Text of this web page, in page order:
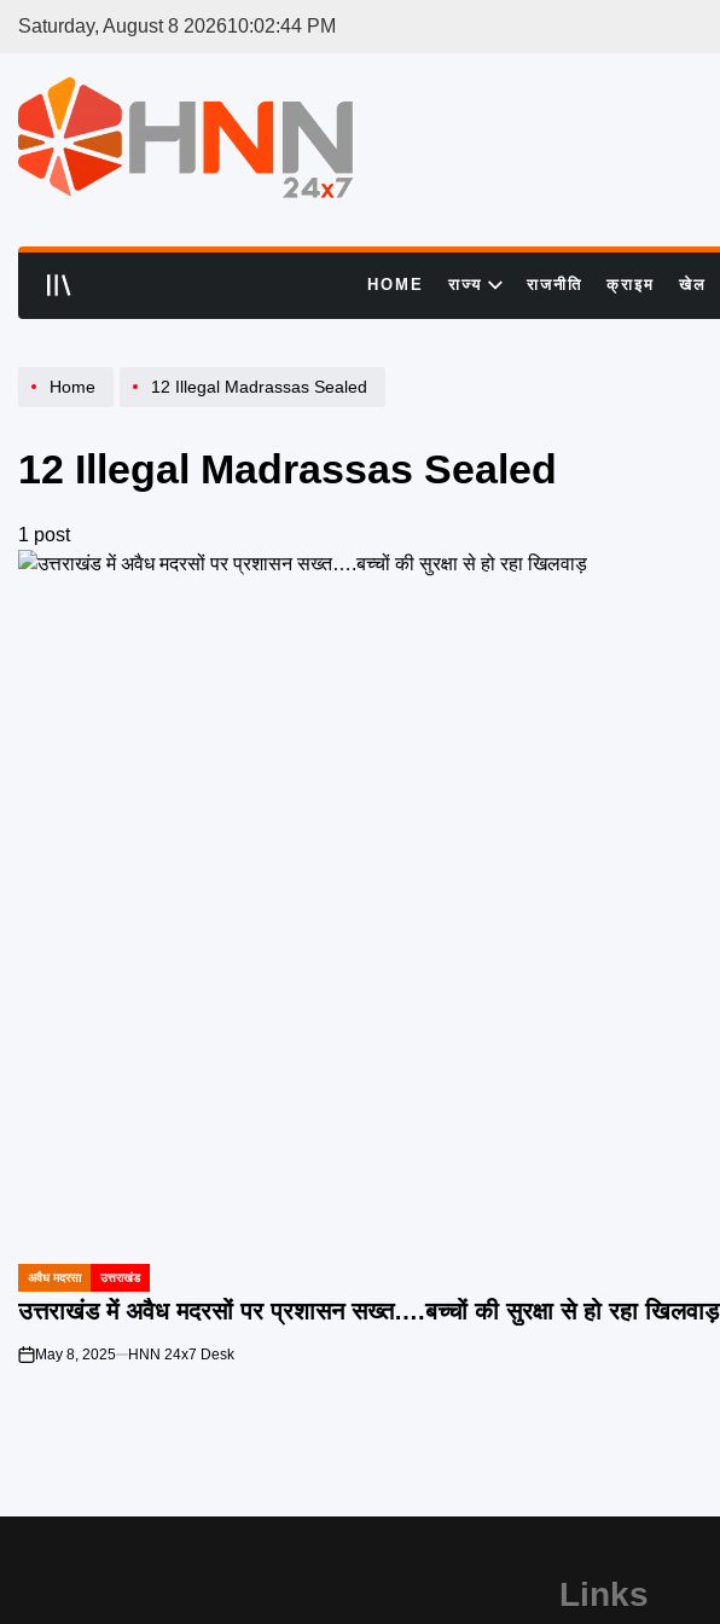
Saturday, August 8 202610:02:44 PM
HOME राज्य राजनीति क्राइम खेल
Home 12 Illegal Madrassas Sealed
12 Illegal Madrassas Sealed
1 post
POSTED
IN
अवैध मदरसा उत्तराखंड
उत्तराखंड में अवैध मदरसों पर प्रशासन सख्त….बच्चों की सुरक्षा से हो रहा खिलवाड़
on
May 8, 2025 HNN 24x7 Desk
Links